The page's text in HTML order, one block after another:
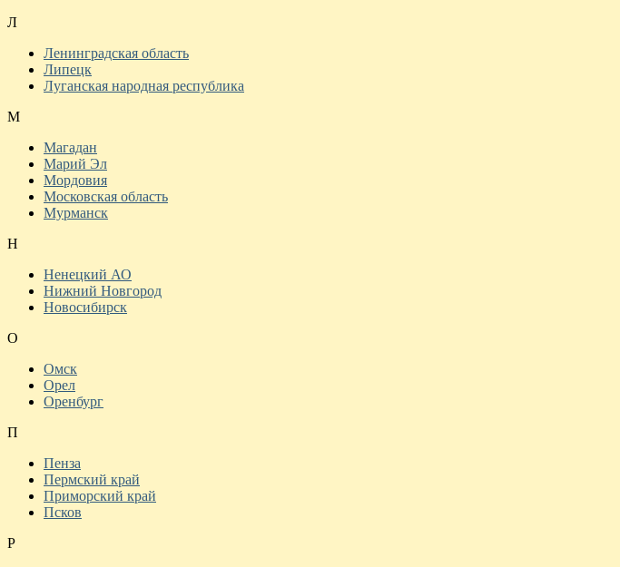
Л
Ленинградская область
Липецк
Луганская народная республика
М
Магадан
Марий Эл
Мордовия
Московская область
Мурманск
Н
Ненецкий АО
Нижний Новгород
Новосибирск
О
Омск
Орел
Оренбург
П
Пенза
Пермский край
Приморский край
Псков
Р